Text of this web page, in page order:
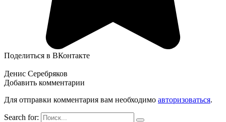
Поделиться в ВКонтакте
Денис Серебряков
Добавить комментарии
Для отправки комментария вам необходимо авторизоваться.
Search for: